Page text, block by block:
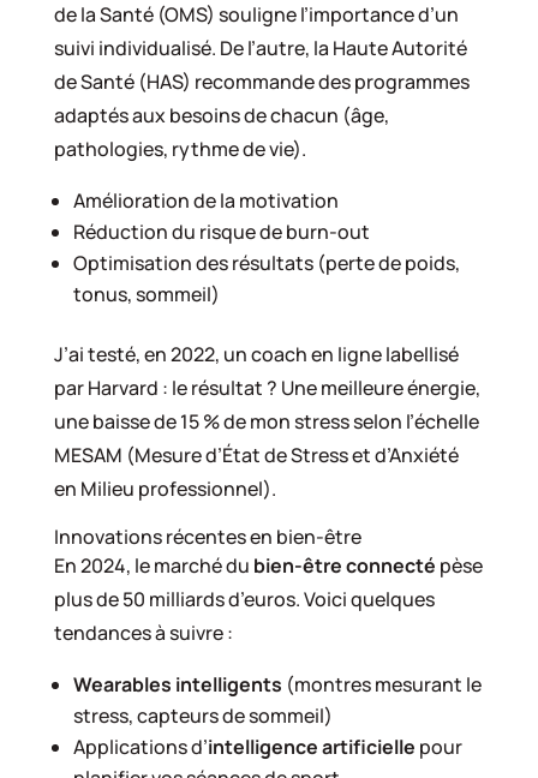
de la Santé (OMS) souligne l’importance d’un
suivi individualisé. De l’autre, la Haute Autorité
de Santé (HAS) recommande des programmes
adaptés aux besoins de chacun (âge,
pathologies, rythme de vie).
Amélioration de la motivation
Réduction du risque de burn-out
Optimisation des résultats (perte de poids,
tonus, sommeil)
J’ai testé, en 2022, un coach en ligne labellisé
par Harvard : le résultat ? Une meilleure énergie,
une baisse de 15 % de mon stress selon l’échelle
MESAM (Mesure d’État de Stress et d’Anxiété
en Milieu professionnel).
Innovations récentes en bien-être
En 2024, le marché du bien-être connecté pèse
plus de 50 milliards d’euros. Voici quelques
tendances à suivre :
Wearables intelligents (montres mesurant le
stress, capteurs de sommeil)
Applications d’intelligence artificielle pour